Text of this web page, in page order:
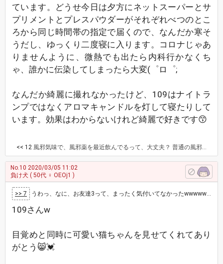
ています。どうせ今日は夕方にネットスーパーとサ
プリメントとプレスパウダーがそれぞれべつのとこ
ろから同じ時間帯の指定で届くので、なんだか寒そ
うだし、ゆっくり二度寝に入ります。コロナじゃあ
りませんように、微熱でも出たら内科行かなくち
ゃ、誰かに伝染してしまったら大変(゜ロ゜;
なんだか綺麗に撮れなかったけど、109はナイトラ
ンプではなくアロマキャンドルを灯して寝たりして
います。効果はわからないけれど綺麗で好きです😙
<< 12 風邪気味で、風邪薬を最近飲んでるって、大丈夫？ 普通の風邪かインフルエンザなら、病院へ行けば薬が貰えるから、まだいい方だけど、武漢ウイルスだったら特効薬が無いから直ぐに入院になっちゃうね。 109さんが武漢肺炎じゃありませんよーに🙏 マスク品薄状態ってよりも、マスクが全然無い！状態はいつまで続くんだろう？手持ちのマスクも残り少なくなってきてるから捨てずに、ハンドソープの除菌殺菌効果のあるキレイキレイで手揉み洗いして干してます。手持ちのマスクが終わったら、洗ってあるマスクを使おうと思ってます。日本で国民がこんな状態になるのを分かってて、よくもたあ、中国なんぞに何度もマスクや防御服を送れるよなぁーと、呆れるよ。 私が飲んだやつ↓↓↓(写メ)
No.10 2020/03/05 11:02
負け犬 ( 50代 ♀ OEOj1 )
>> 7 うわっ、なに、お友達3って、まったく気付いてなかったwwwww( 〃▽〃)そっか、スレが新しくなったから名前のとこも109にしないといけない…
109さんw
目覚めと同時に可愛い猫ちゃんを見せてくれてあり
がとう😸💓